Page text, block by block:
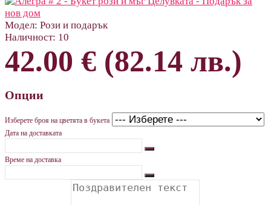
Модел: Рози и подарък
Наличност: 10
42.00 € (82.14 лв.)
Опции
Изберете броя на цветята в букета
Дата на доставката
Време на доставка